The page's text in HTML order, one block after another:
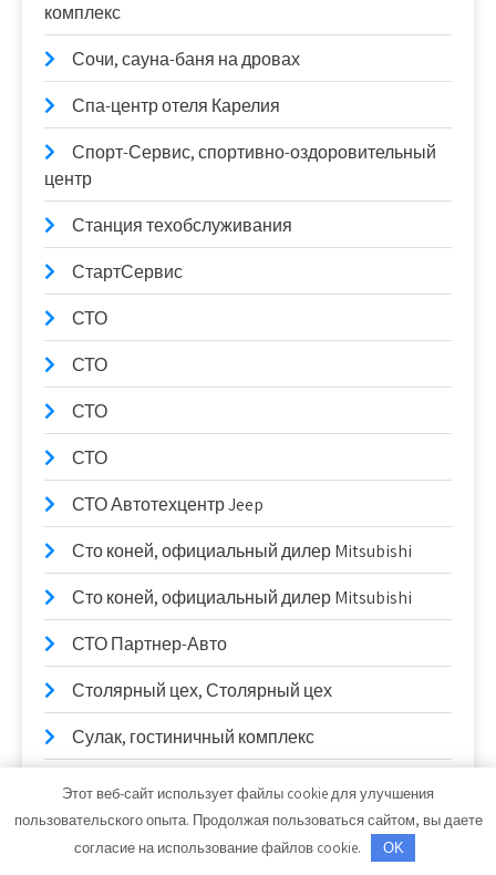
комплекс
Сочи, сауна-баня на дровах
Спа-центр отеля Карелия
Спорт-Сервис, спортивно-оздоровительный
центр
Станция техобслуживания
СтартСервис
СТО
СТО
СТО
СТО
СТО Автотехцентр Jeep
Сто коней, официальный дилер Mitsubishi
Сто коней, официальный дилер Mitsubishi
СТО Партнер-Авто
Столярный цех, Столярный цех
Сулак, гостиничный комплекс
Сывлах, Баня №2
Сывлах, Баня №2
Этот веб-сайт использует файлы cookie для улучшения
пользовательского опыта. Продолжая пользоваться сайтом, вы даете
согласие на использование файлов cookie.
OK